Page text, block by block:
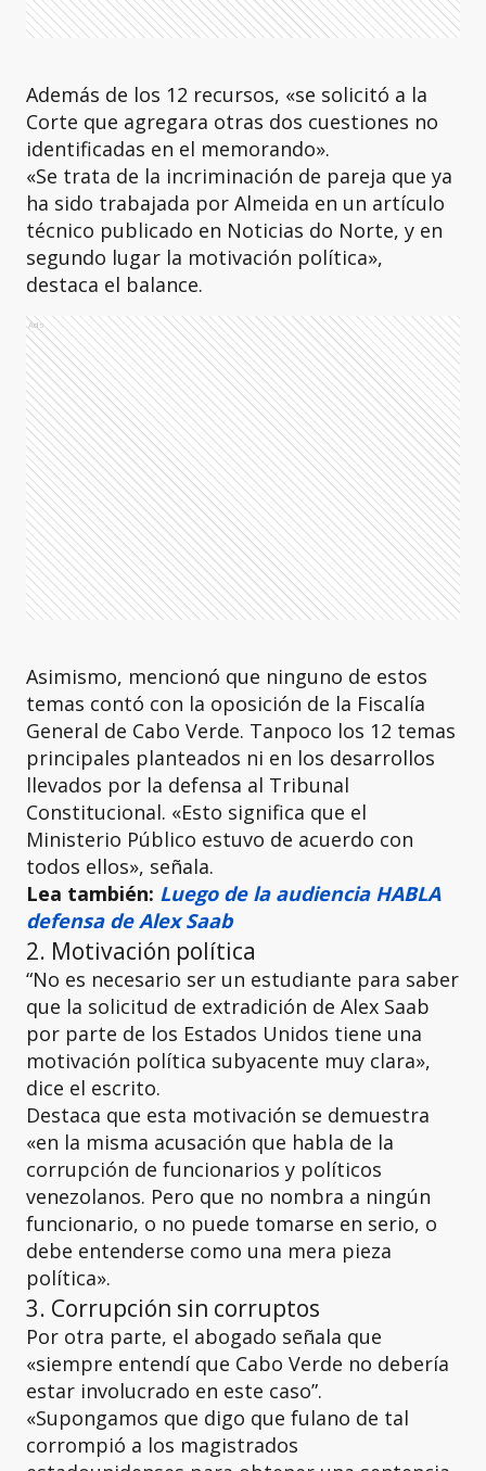
Además de los 12 recursos, «se solicitó a la
Corte que agregara otras dos cuestiones no
identificadas en el memorando».
«Se trata de la incriminación de pareja que ya
ha sido trabajada por Almeida en un artículo
técnico publicado en Noticias do Norte, y en
segundo lugar la motivación política»,
destaca el balance.
Ads
Asimismo, mencionó que ninguno de estos
temas contó con la oposición de la Fiscalía
General de Cabo Verde. Tanpoco los 12 temas
principales planteados ni en los desarrollos
llevados por la defensa al Tribunal
Constitucional. «Esto significa que el
Ministerio Público estuvo de acuerdo con
todos ellos», señala.
Lea también: Luego de la audiencia HABLA
defensa de Alex Saab
2. Motivación política
“No es necesario ser un estudiante para saber
que la solicitud de extradición de Alex Saab
por parte de los Estados Unidos tiene una
motivación política subyacente muy clara»,
dice el escrito.
Destaca que esta motivación se demuestra
«en la misma acusación que habla de la
corrupción de funcionarios y políticos
venezolanos. Pero que no nombra a ningún
funcionario, o no puede tomarse en serio, o
debe entenderse como una mera pieza
política».
3. Corrupción sin corruptos
Por otra parte, el abogado señala que
«siempre entendí que Cabo Verde no debería
estar involucrado en este caso”.
«Supongamos que digo que fulano de tal
corrompió a los magistrados